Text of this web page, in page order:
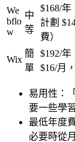
We
bflo
w
中
等
$168/年
計劃
費）
Wix
簡
單
$192/年
$16/月
易用性：
要一些學
最低年度
必要時從